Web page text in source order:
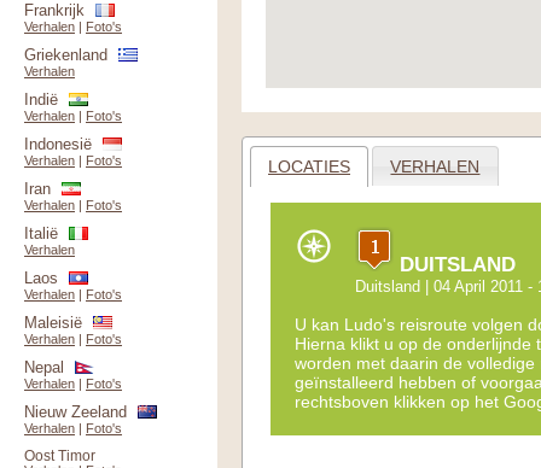
LOCATIES VERHALEN
DUITSLAND
Duitsland | 04 April 2011 -
U kan Ludo's reisroute volgen
Hierna klikt u op de
worden met daarin de
geïnstalleerd hebben of
rechtsboven klikken op het
Frankrijk
Verhalen | Foto's
Griekenland
Verhalen
Indië
Verhalen | Foto's
Indonesië
Verhalen | Foto's
Iran
Verhalen | Foto's
Italië
Verhalen
Laos
Verhalen | Foto's
Maleisië
Verhalen | Foto's
Nepal
Verhalen | Foto's
Nieuw Zeeland
Verhalen | Foto's
Oost Timor